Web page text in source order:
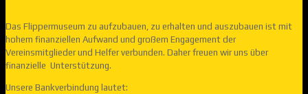
Das Flippermuseum zu aufzubauen, zu erhalten und auszubauen ist mit
hohem finanziellen Aufwand und großem Engagement der
Vereinsmitglieder und Helfer verbunden. Daher freuen wir uns über
finanzielle Unterstützung.
Unsere Bankverbindung lautet: